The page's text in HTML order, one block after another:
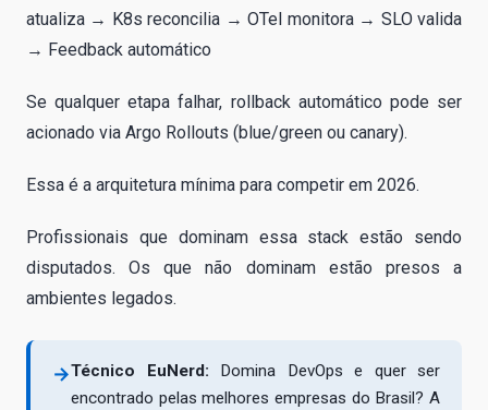
atualiza → K8s reconcilia → OTel monitora → SLO valida
→ Feedback automático
Se qualquer etapa falhar, rollback automático pode ser
acionado via Argo Rollouts (blue/green ou canary).
Essa é a arquitetura mínima para competir em 2026.
Profissionais que dominam essa stack estão sendo
disputados. Os que não dominam estão presos a
ambientes legados.
→Técnico EuNerd: Domina DevOps e quer ser
encontrado pelas melhores empresas do Brasil? A